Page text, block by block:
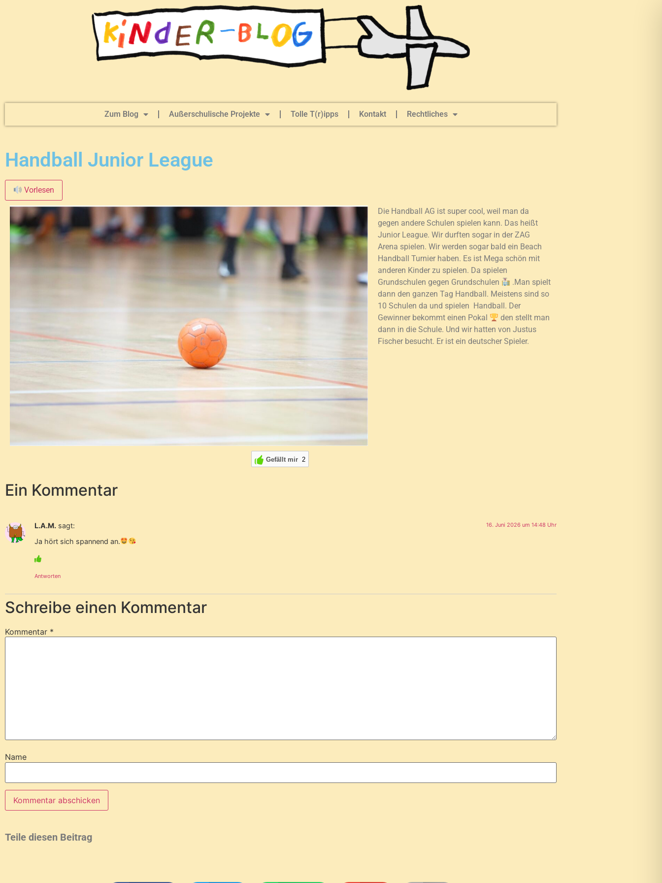
Zum Blog Außerschulische Projekte Tolle T(r)ipps Kontakt Rechtliches
Handball Junior League
Vorlesen
Die Handball AG ist super cool, weil man da
gegen andere Schulen spielen kann. Das heißt
Junior League. Wir durften sogar in der ZAG
Arena spielen. Wir werden sogar bald ein Beach
Handball Turnier haben. Es ist Mega schön mit
anderen Kinder zu spielen. Da spielen
Grundschulen gegen Grundschulen
.Man spielt
dann den ganzen Tag Handball. Meistens sind so
10 Schulen da und spielen Handball. Der
Gewinner bekommt einen Pokal
den stellt man
dann in die Schule. Und wir hatten von Justus
Fischer besucht. Er ist ein deutscher Spieler.
Gefällt mir 2
Ein Kommentar
L.A.M. sagt: 16. Juni 2026 um 14:48 Uhr
Ja hört sich spannend an.
Antworten
Schreibe einen Kommentar
Kommentar *
Name
Teile diesen Beitrag